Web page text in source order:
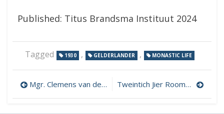
Published: Titus Brandsma Instituut 2024
Tagged 1930 , GELDERLANDER , MONASTIC LIFE
Post
navigation
Mgr. Clemens van der Pas, O.Carm. Tweintich Jier Roomsk Libben yn it Roomsk Frysk Boun